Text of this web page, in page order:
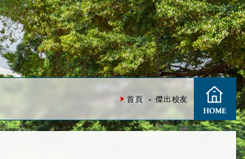
首頁 傑出校友